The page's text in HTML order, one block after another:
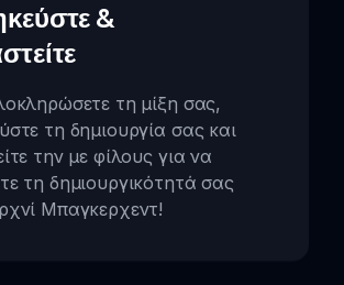
&
τη μίξη σας,
τη δημιουργία σας και
την με φίλους για να
τη δημιουργικότητά σας
Μπαγκερχεντ!